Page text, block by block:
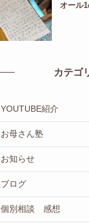
オール
カテゴ
YOUTUBE紹介
お母さん塾
お知らせ
ブログ
個別相談 感想